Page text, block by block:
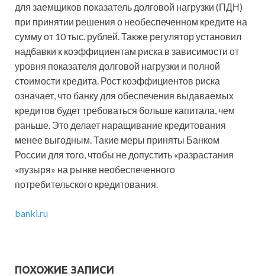
для заемщиков показатель долговой нагрузки (ПДН)
при принятии решения о необеспеченном кредите на
сумму от 10 тыс. рублей. Также регулятор установил
надбавки к коэффициентам риска в зависимости от
уровня показателя долговой нагрузки и полной
стоимости кредита. Рост коэффициентов риска
означает, что банку для обеспечения выдаваемых
кредитов будет требоваться больше капитала, чем
раньше. Это делает наращивание кредитования
менее выгодным. Такие меры приняты Банком
России для того, чтобы не допустить «разрастания
«пузыря» на рынке необеспеченного
потребительского кредитования.
banki.ru
ПОХОЖИЕ ЗАПИСИ